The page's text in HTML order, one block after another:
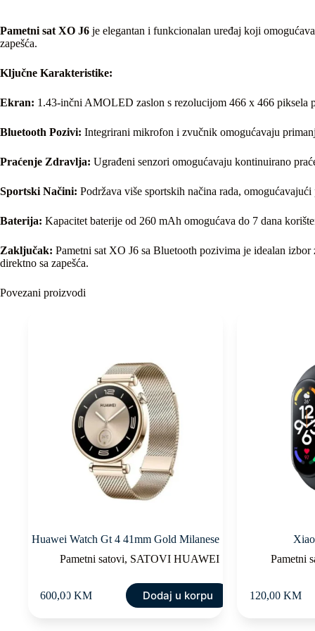
Pametni sat XO J6 je elegantan i funkcionalan uređaj koji
zapešća.
Ključne Karakteristike:
Ekran: 1.43-inčni AMOLED zaslon s rezolucijom 466 x 466 piksela
Bluetooth Pozivi: Integrirani mikrofon i zvučnik omogućavaju
Praćenje Zdravlja: Ugrađeni senzori omogućavaju kontinuirano
Sportski Načini: Podržava više sportskih načina rada,
Baterija: Kapacitet baterije od 260 mAh omogućava do 7 dana
Zaključak: Pametni sat XO J6 sa Bluetooth pozivima je idealan
direktno sa zapešća.
Povezani proizvodi
Huawei Watch Gt 4 41mm Gold Milanese
Pametni satovi, SATOVI HUAWEI
600,00KM Dodaj u korpu
Pametni
120,00 KM